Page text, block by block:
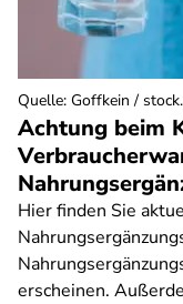
Achtung beim
Hier finden Sie
erscheinen.
Quelle: Goffkein /